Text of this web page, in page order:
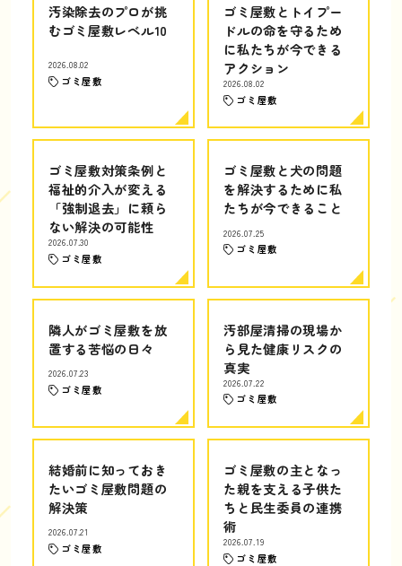
汚染除去のプロが挑
むゴミ屋敷レベル10
2026.08.02
ゴミ屋敷
ゴミ屋敷とトイプー
ドルの命を守るため
に私たちが今できる
アクション
2026.08.02
ゴミ屋敷
ゴミ屋敷対策条例と
福祉的介入が変える
「強制退去」に頼ら
ない解決の可能性
2026.07.30
ゴミ屋敷
ゴミ屋敷と犬の問題
を解決するために私
たちが今できること
2026.07.25
ゴミ屋敷
隣人がゴミ屋敷を放
置する苦悩の日々
2026.07.23
ゴミ屋敷
汚部屋清掃の現場か
ら見た健康リスクの
真実
2026.07.22
ゴミ屋敷
結婚前に知っておき
たいゴミ屋敷問題の
解決策
2026.07.21
ゴミ屋敷
ゴミ屋敷の主となっ
た親を支える子供た
ちと民生委員の連携
術
2026.07.19
ゴミ屋敷